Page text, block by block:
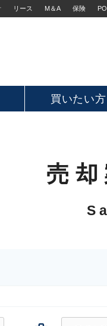
リース M＆A 保険
買いたい方
売